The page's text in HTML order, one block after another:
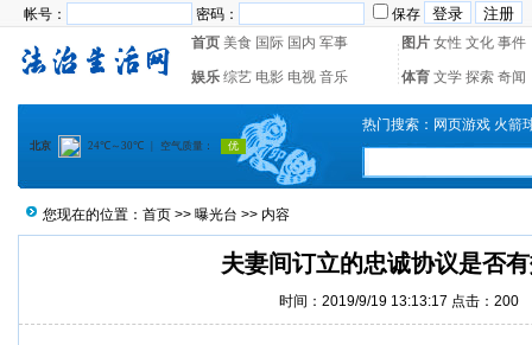
帐号： 密码：
保存
首页 美食 国际 国内 军事 图片 女性 文化 事件
娱乐 综艺 电影 电视 音乐 体育 文学 探索 奇闻
热门搜索： 网页游戏 火箭
您现在的位置： 首页 >> 曝光台 >> 内容
夫妻间订立的忠诚协议是否
时间：2019/9/19 13:13:17 点击： 200